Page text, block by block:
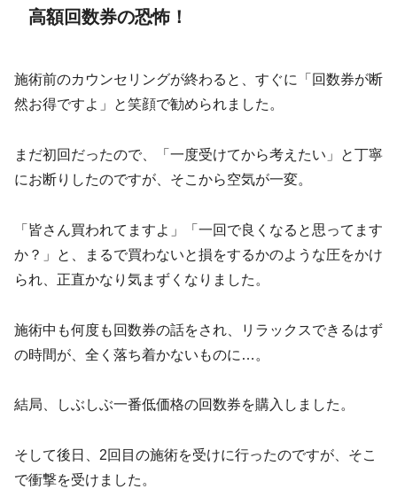
高額回数券の恐怖！
施術前のカウンセリングが終わると、すぐに「回数券が断
然お得ですよ」と笑顔で勧められました。
まだ初回だったので、「一度受けてから考えたい」と丁寧
にお断りしたのですが、そこから空気が一変。
「皆さん買われてますよ」「一回で良くなると思ってます
か？」と、まるで買わないと損をするかのような圧をかけ
られ、正直かなり気まずくなりました。
施術中も何度も回数券の話をされ、リラックスできるはず
の時間が、全く落ち着かないものに…。
結局、しぶしぶ一番低価格の回数券を購入しました。
そして後日、2回目の施術を受けに行ったのですが、そこ
で衝撃を受けました。